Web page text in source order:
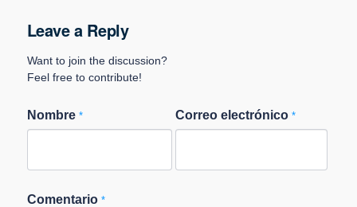
Leave a Reply
Want to join the discussion?
Feel free to contribute!
Nombre * Correo electrónico*
Comentario *